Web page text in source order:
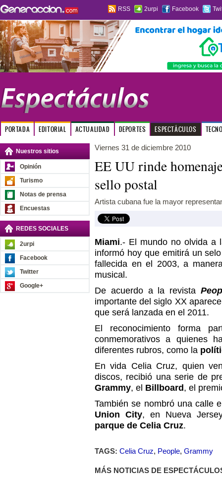
RSS 2urpi Facebook
PORTADA EDITORIAL ACTUALIDAD DEPORTES ESPECTÁCULOS
Nuestros sitios
Opinión
Turismo
Notas de prensa
Encuestas
REDES SOCIALES
2urpi
Facebook
Twitter
Google+
Viernes 31 de diciembre 2010
EE UU rinde
sello postal
Artista cubana fue la mayor
Miami.- El mundo no olvida a
informó hoy que emitirá un
fallecida en el 2003, a
musical.
De acuerdo a la revista
importante del siglo XX
que será lanzada en el 2011.
El reconocimiento forma
conmemorativos a quienes
diferentes rubros, como la
En vida Celia Cruz, quien
discos, recibió una serie de
Grammy, el Billboard , el
También se nombró una calle
Union City, en Nueva
parque de Celia Cruz.
TAGS: Celia Cruz, People, Grammy
MÁS NOTICIAS DE